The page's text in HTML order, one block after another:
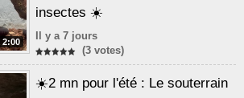
2:00
insectes ☀️
Il y a 7 jours
(3 votes)
☀️2 mn pour l'été : Le souterrain